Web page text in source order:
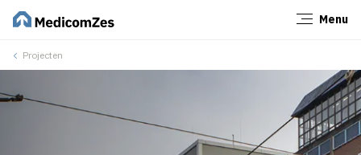
Menu
Projecten
Sluiten